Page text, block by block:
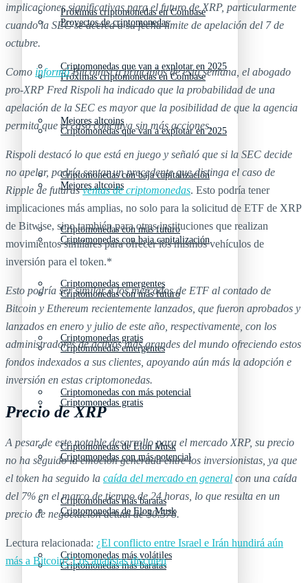
Próximas criptomonedas en Coinbase
Criptomonedas que van a explotar en 2025
Mejores altcoins
Criptomonedas con baja capitalización
Criptomonedas con más futuro
Criptomonedas emergentes
Criptomonedas gratis
Criptomonedas con más potencial
Criptomonedas de Elon Musk
Criptomonedas más baratas
Criptomonedas más volátiles
Proyectos de criptomonedas
Próximas criptomonedas en Coinbase
Criptomonedas que van a explotar en 2025
Mejores altcoins
Criptomonedas con baja capitalización
Criptomonedas con más futuro
Criptomonedas emergentes
Criptomonedas gratis
Criptomonedas con más potencial
Criptomonedas de Elon Musk
Criptomonedas más baratas
implicaciones significativas para el futuro de XRP, particularmente
cuando la SEC se acerca a su fecha límite de apelación del 7 de
octubre.
Como informóBitcoinist a principios de esta semana, el abogado
pro-XRP Fred Rispoli ha indicado que la probabilidad de una
apelación de la SEC es mayor que la posibilidad de que la agencia
permita que el caso concluya sin más acciones.
Rispoli destacó lo que está en juego y señaló que si la SEC decide
no apelar, podría sentar un precedente que distinga el caso de
Ripple de futuras ventas de criptomonedas. Esto podría tener
implicaciones más amplias, no solo para la solicitud de ETF de XRP
de Bitwise, sino también para otras instituciones que realizan
movimientos similares para ofrecer los mismos vehículos de
inversión para el token.*
Esto podría ser similar a los mercados de ETF al contado de
Bitcoin y Ethereum recientemente lanzados, que fueron aprobados y
lanzados en enero y julio de este año, respectivamente, con los
administradores de activos más grandes del mundo ofreciendo estos
fondos indexados a sus clientes, apoyando aún más la adopción e
inversión en estas criptomonedas.
Precio de XRP
A pesar de este notable desarrollo para el mercado XRP, su precio
no ha seguido la emoción generada entre los inversionistas, ya que
el token ha seguido la caída del mercado en general con una caída
del 7% en el marco de tiempo de 24 horas, lo que resulta en un
precio de negociación actual de $0.578.
Lectura relacionada: ¿El conflicto entre Israel e Irán hundirá aún
más a Bitcoin? Los analistas discuten